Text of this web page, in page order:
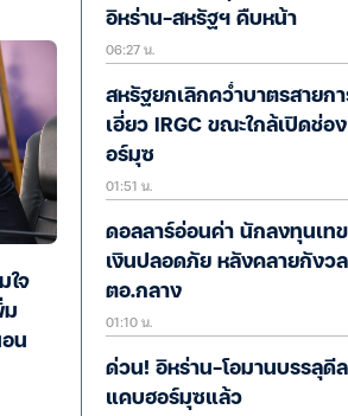
ใจ
ม
น
อิหร่าน-สหรัฐฯ คืบหน้า
06:27 น.
สหรัฐยกเลิกคว่ำบาตรสายก
เอี่ยว IRGC ขณะใกล้เปิดช่อ
อร์มุซ
01:51 น.
ดอลลาร์อ่อนค่า นักลงทุนเท
เงินปลอดภัย หลังคลายกังวล
ตอ.กลาง
01:10 น.
ด่วน! อิหร่าน-โอมานบรรลุดี
แคบฮอร์มุซแล้ว